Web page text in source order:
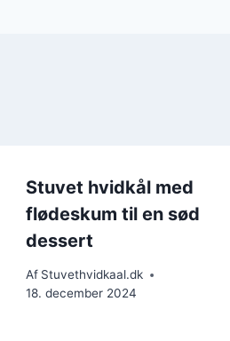
Stuvet hvidkål med
flødeskum til en sød
dessert
Af Stuvethvidkaal.dk
18. december 2024